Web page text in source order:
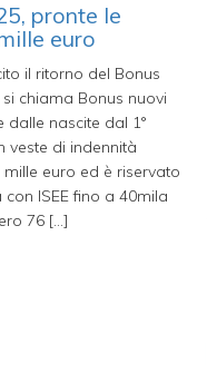
pronte le
euro
il ritorno del Bonus
chiama Bonus nuovi
dalle nascite dal 1°
veste di indennità
euro ed è riservato
ISEE fino a 40mila
76 […]